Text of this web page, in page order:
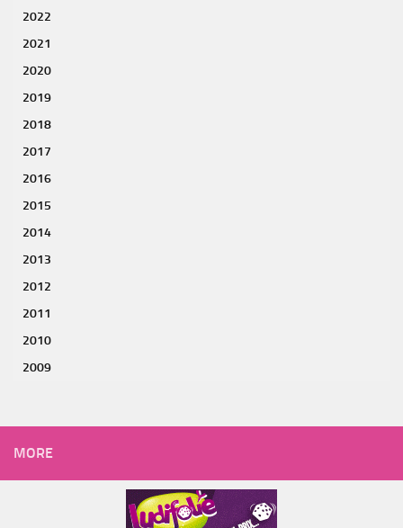
2022
2021
2020
2019
2018
2017
2016
2015
2014
2013
2012
2011
2010
2009
MORE